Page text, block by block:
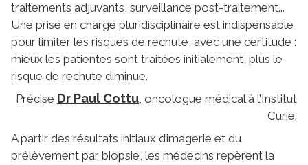
traitements adjuvants, surveillance post-traitement...
Une prise en charge pluridisciplinaire est indispensable
pour limiter les risques de rechute, avec une certitude :
mieux les patientes sont traitées initialement, plus le
risque de rechute diminue.
Précise Dr Paul Cottu, oncologue médical à l’Institut
Curie.
A partir des résultats initiaux d’imagerie et du
prélèvement par biopsie, les médecins repèrent la